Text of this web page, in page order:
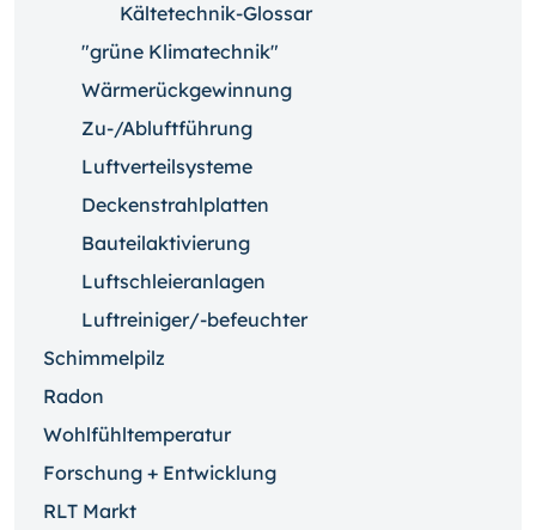
Kältetechnik-Glossar
"grüne Klimatechnik"
Wärmerückgewinnung
Zu-/Abluftführung
Luftverteilsysteme
Deckenstrahlplatten
Bauteilaktivierung
Luftschleieranlagen
Luftreiniger/-befeuchter
Schimmelpilz
Radon
Wohlfühltemperatur
Forschung + Entwicklung
RLT Markt